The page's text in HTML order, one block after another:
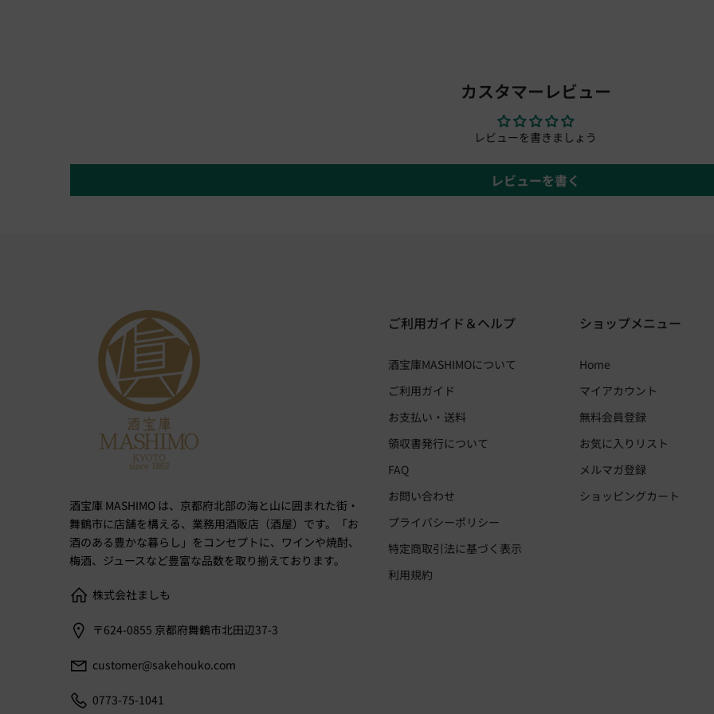
カスタマーレビュー
レビューを書きましょう
レビューを書く
酒宝庫 MASHIMO は、京都府北部の海と山に囲まれた街・
舞鶴市に店舗を構える、業務用酒販店（酒屋）です。「お
酒のある豊かな暮らし」をコンセプトに、ワインや焼酎、
梅酒、ジュースなど豊富な品数を取り揃えております。
株式会社ましも
〒624-0855 京都府舞鶴市北田辺37-3
customer@sakehouko.com
0773-75-1041
ご利用ガイド＆ヘルプ
酒宝庫MASHIMOについて
ご利用ガイド
お支払い・送料
領収書発行について
FAQ
お問い合わせ
プライバシーポリシー
特定商取引法に基づく表示
利用規約
ショップメニュー
Home
マイアカウント
無料会員登録
お気に入りリスト
メルマガ登録
ショッピングカート